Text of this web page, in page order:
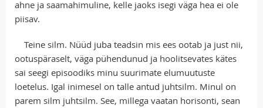
ahne ja saamahimuline, kelle jaoks isegi väga hea ei ole
piisav.
Teine silm. Nüüd juba teadsin mis ees ootab ja just nii,
ootuspäraselt, väga pühendunud ja hoolitsevates kätes
sai seegi episoodiks minu suurimate elumuutuste
loetelus. Igal inimesel on talle antud juhtsilm. Minul on
parem silm juhtsilm. See, millega vaatan horisonti, sean